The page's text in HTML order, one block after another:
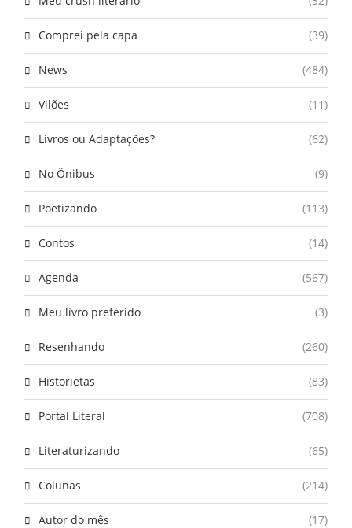
Comprei pela capa (39)
News (484)
Vilões (11)
Livros ou Adaptações? (62)
No Ônibus (9)
Poetizando (113)
Contos (14)
Agenda (567)
Meu livro preferido (3)
Resenhando (260)
Historietas (83)
Portal Literal (708)
Literaturizando (65)
Colunas (214)
Autor do mês (17)